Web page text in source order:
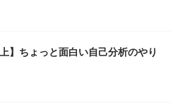
上】ちょっと面白い自己分析のやり